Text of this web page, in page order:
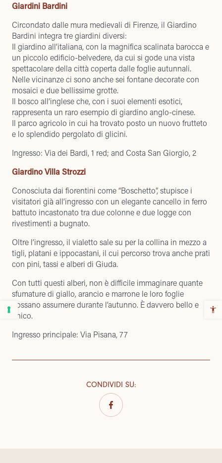
Giardini Bardini
Circondato dalle mura medievali di Firenze, il Giardino
Bardini integra tre giardini diversi:
Il giardino all’italiana, con la magnifica scalinata barocca e
un piccolo edificio-belvedere, da cui si gode una vista
spettacolare della città coperta dalle foglie autunnali.
Nelle vicinanze ci sono anche sei fontane decorate con
mosaici e due bellissime grotte.
Il bosco all’inglese che, con i suoi elementi esotici,
rappresenta un raro esempio di giardino anglo-cinese.
Il parco agricolo in cui ha trovato posto un nuovo frutteto
e lo splendido pergolato di glicini.
Ingresso: Via dei Bardi, 1 red; and Costa San Giorgio, 2
Giardino Villa Strozzi
Conosciuta dai fiorentini come “Boschetto”, stupisce i
visitatori già all’ingresso con un elegante cancello in ferro
battuto incastonato tra due colonne e due logge con
rivestimenti a bugnato.
Oltre l’ingresso, il vialetto sale su per la collina in mezzo a
tigli, platani e ippocastani, il cui percorso trova anche prati
con pini, tassi e alberi di Giuda.
Con tutti questi alberi, non è difficile immaginare quante
sfumature di giallo, arancio e marrone le loro foglie
possano assumere durante l’autunno. È davvero bello e
unico.
Ingresso principale: Via Pisana, 77
CONDIVIDI SU: